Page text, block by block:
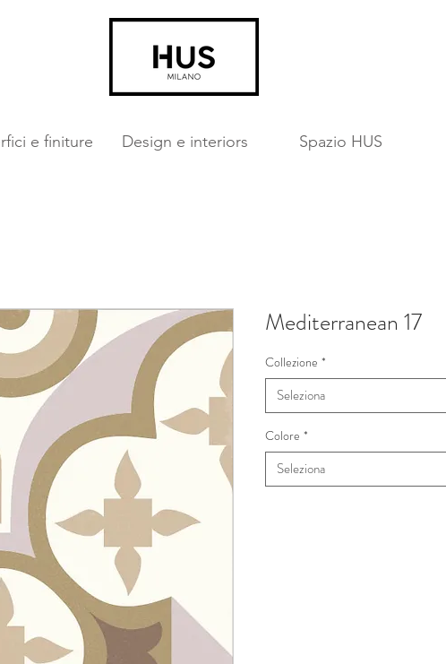
e finiture Design e interiors Spazio HUS
Mediterranean 17
Collezione *
Seleziona
Colore *
Seleziona